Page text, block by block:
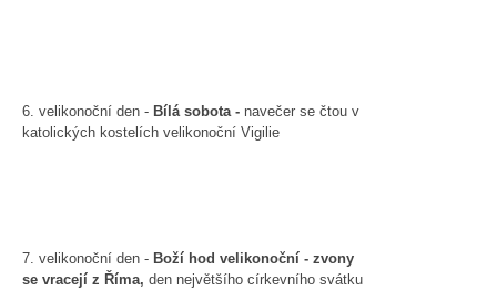
6. velikonoční den - Bílá sobota - navečer se čtou v
katolických kostelích velikonoční Vigilie
7. velikonoční den - Boží hod velikonoční - zvony
se vracejí z Říma, den největšího církevního svátku